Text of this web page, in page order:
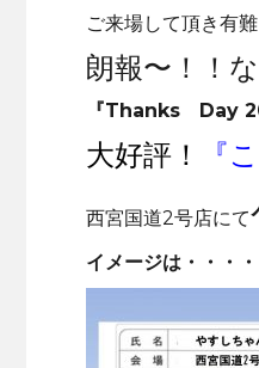
ご来場して頂き有
朗報〜！！
『Thanks Day
大好評！ 『
西宮国道2号店にて
イメージは・・・・